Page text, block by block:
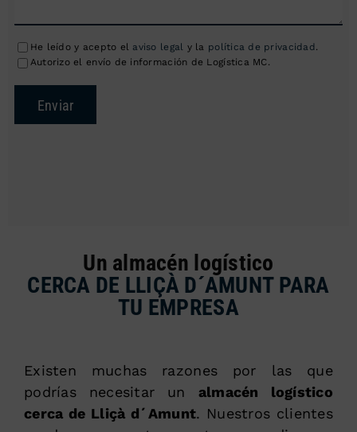
He leído y acepto el aviso legal y la política de privacidad.
Autorizo el envío de información de Logística MC.
Enviar
Un almacén logístico
CERCA DE LLIÇÀ D´AMUNT PARA
TU EMPRESA
Existen muchas razones por las que
podrías necesitar un almacén logístico
cerca de Lliçà d´Amunt. Nuestros clientes